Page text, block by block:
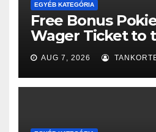
EGYÉB KATEGÓRIA
Free Bonus
Wager Ticket to
AUG 7, 2026